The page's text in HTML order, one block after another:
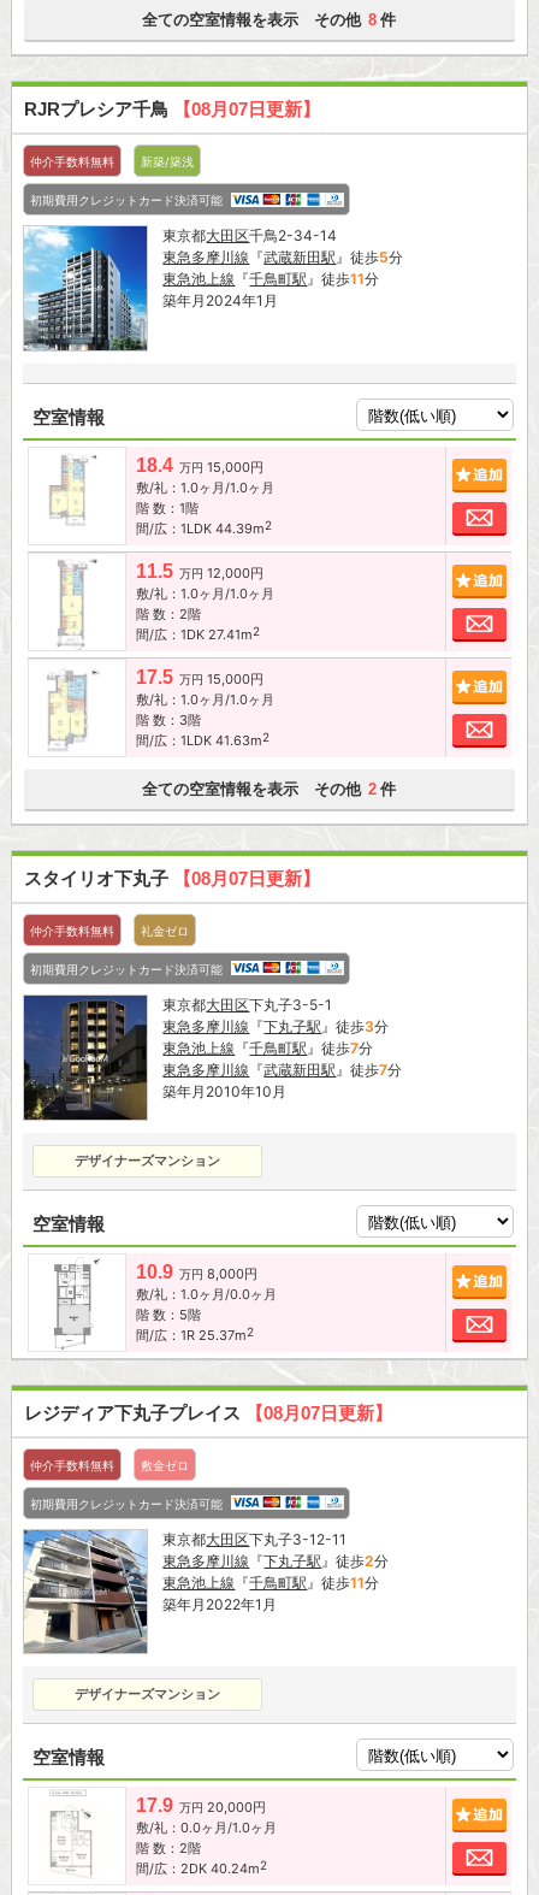
全ての空室情報を表示 その他 8 件
RJRプレシア千鳥 【08月07日更新】
仲介手数料無料 新築/築浅
初期費用クレジットカード決済可能
東京都大田区千鳥2-34-14
東急多摩川線 『武蔵新田駅』徒歩5分
東急池上線 『千鳥町駅』徒歩11分
築年月2024年1月
空室情報
18.4 万円 15,000円
敷/礼：1.0ヶ月/1.0ヶ月
階 数：1階
間/広：1LDK 44.39m2
お
11.5 万円 12,000円
敷/礼：1.0ヶ月/1.0ヶ月
階 数：2階
間/広：1DK 27.41m2
お
17.5 万円 15,000円
敷/礼：1.0ヶ月/1.0ヶ月
階 数：3階
間/広：1LDK 41.63m2
お
全ての空室情報を表示 その他 2 件
スタイリオ下丸子 【08月07日更新】
仲介手数料無料 礼金ゼロ
初期費用クレジットカード決済可能
東京都大田区下丸子3-5-1
東急多摩川線 『下丸子駅 』徒歩3分
東急池上線 『千鳥町駅 』徒歩7分
東急多摩川線 『武蔵新田駅 』徒歩7分
築年月2010年10月
デザイナーズマンション
空室情報
10.9 万円 8,000円
敷/礼：1.0ヶ月/0.0ヶ月
階 数：5階
間/広：1R 25.37m2
お
レジディア下丸子プレイス 【08月07日更新】
仲介手数料無料 敷金ゼロ
初期費用クレジットカード決済可能
東京都大田区下丸子3-12-11
東急多摩川線 『下丸子駅 』徒歩2分
東急池上線 『千鳥町駅 』徒歩11分
築年月2022年1月
デザイナーズマンション
空室情報
17.9 万円 20,000円
敷/礼：0.0ヶ月/1.0ヶ月
階 数：2階
間/広：2DK 40.24m2
お